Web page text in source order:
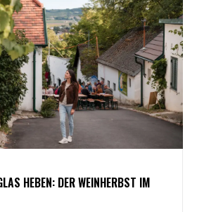
HEBEN: DER WEINHERBST IM